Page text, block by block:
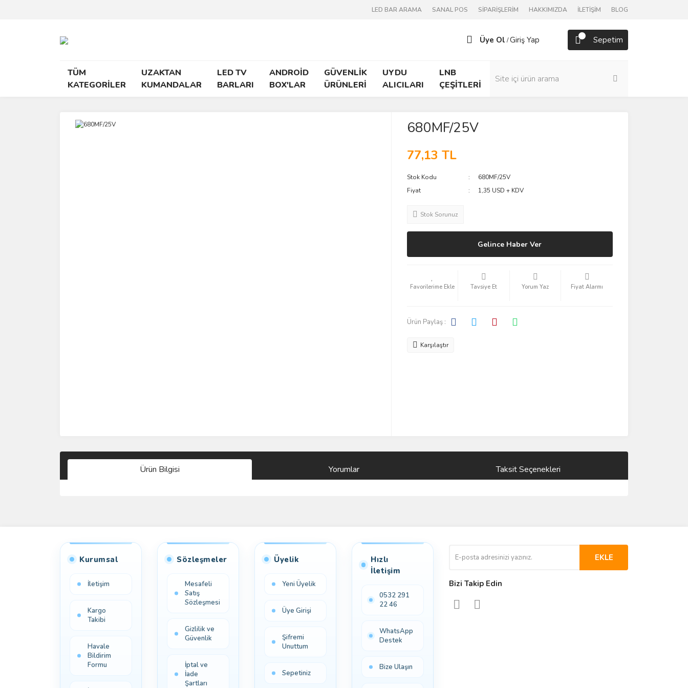
LED BAR ARAMA SANAL POS SİPARİŞLERİM HAKKIMIZDA İLETİŞİM BLOG
Üye Ol /Giriş Yap Sepetim
TÜM
KATEGORİLER
UZAKTAN
KUMANDALAR
LED TV
BARLARI
ANDROİD
BOX'LAR
GÜVENLİK
ÜRÜNLERİ
UYDU
ALICILARI
LNB
ÇEŞİTLERİ
680MF/25V
77,13 TL
Stok Kodu
680MF/25V
Fiyat
1,35 USD + KDV
Stok Sorunuz
Gelince Haber Ver
Tavsiye Et Yorum Yaz Fiyat Alarmı
Ürün Paylaş :
Karşılaştır
Ürün Bilgisi Yorumlar Taksit Seçenekleri
Kurumsal
İletişim
Kargo
Takibi
Havale
Bildirim
Formu
Sözleşmeler
Mesafeli
Satış
Sözleşmesi
Gizlilik ve
Güvenlik
İptal ve
İade
Şartları
Üyelik
Yeni Üyelik
Üye Girişi
Şifremi
Unuttum
Sepetiniz
Hızlı
İletişim
0532 291
22 46
WhatsApp
Destek
Bize Ulaşın
EKLE
Bizi Takip Edin